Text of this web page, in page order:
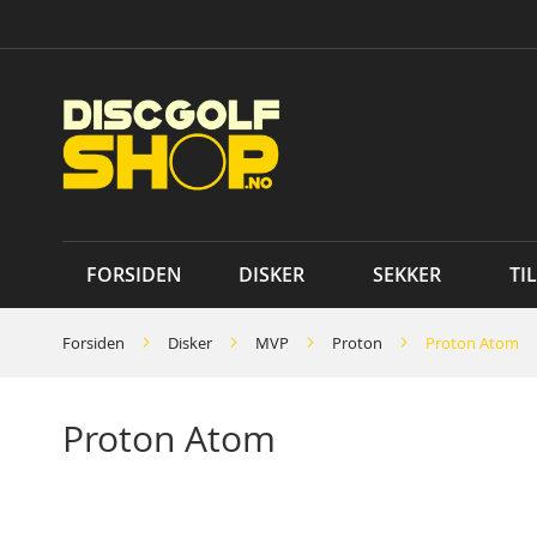
to
FORSIDEN DISKER SEKKER
Forsiden Disker MVP Proton Proton Atom
Proton Atom